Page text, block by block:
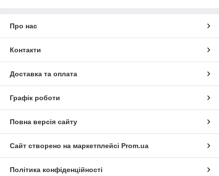
Про нас
Контакти
Доставка та оплата
Графік роботи
Повна версія сайту
Сайт створено на маркетплейсі Prom.ua
Політика конфіденційності